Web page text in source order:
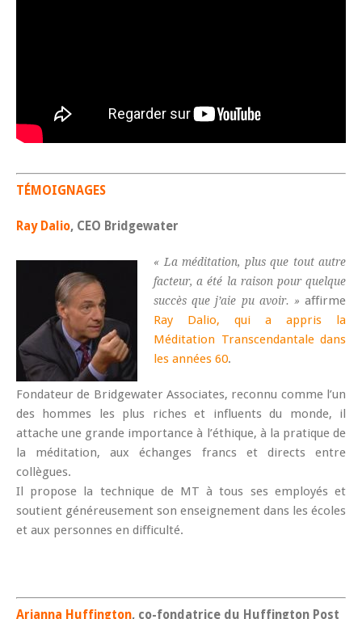
TÉMOIGNAGES
Ray Dalio, CEO Bridgewater
« La méditation, plus que tout autre
facteur, a été la raison pour quelque
succès que j’aie pu avoir. » affirme
Ray Dalio, qui a appris la
Méditation Transcendantale dans
les années 60.
Fondateur de Bridgewater Associates, reconnu comme l’un
des hommes les plus riches et influents du monde, il
attache une grande importance à l’éthique, à la pratique de
la méditation, aux échanges francs et directs entre
collègues.
Il propose la technique de MT à tous ses employés et
soutient généreusement son enseignement dans les écoles
et aux personnes en difficulté.
Arianna Huffington, co-fondatrice du Huffington Post